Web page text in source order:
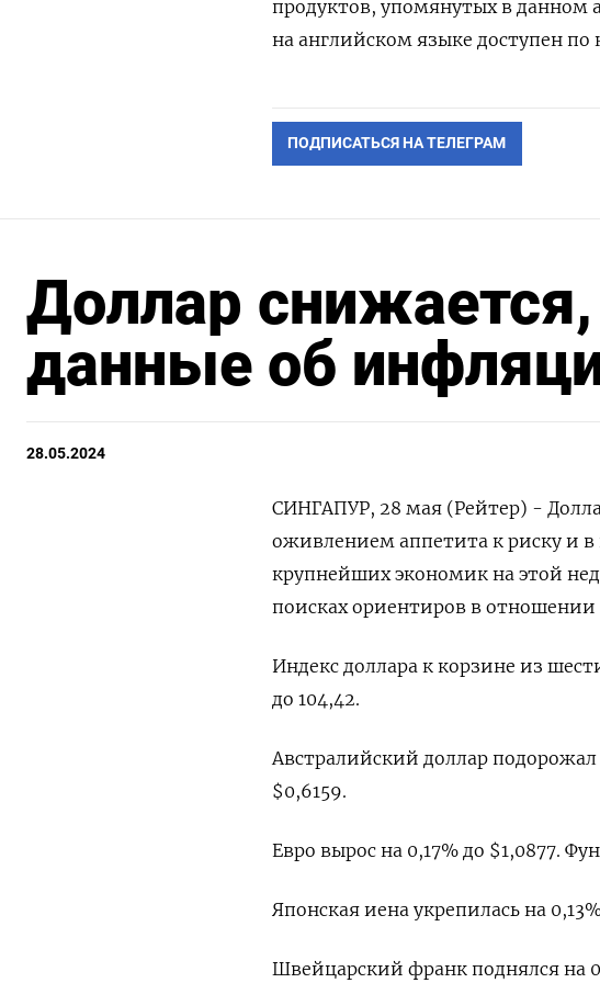
продуктов, упомянутых в данном
на английском языке доступен по
ПОДПИСАТЬСЯ НА ТЕЛЕГРАМ
Доллар
данные об
28.05.2024
СИНГАПУР, 28 мая (Рейтер) -
оживлением аппетита к риску и
крупнейших экономик на этой
поисках ориентиров в
Индекс доллара к корзине из
до 104,42​.
Австралийский доллар
$0,6159​.
Евро вырос на 0,17% до $1,0877​.
Японская иена укрепилась на
Швейцарский франк поднялся на